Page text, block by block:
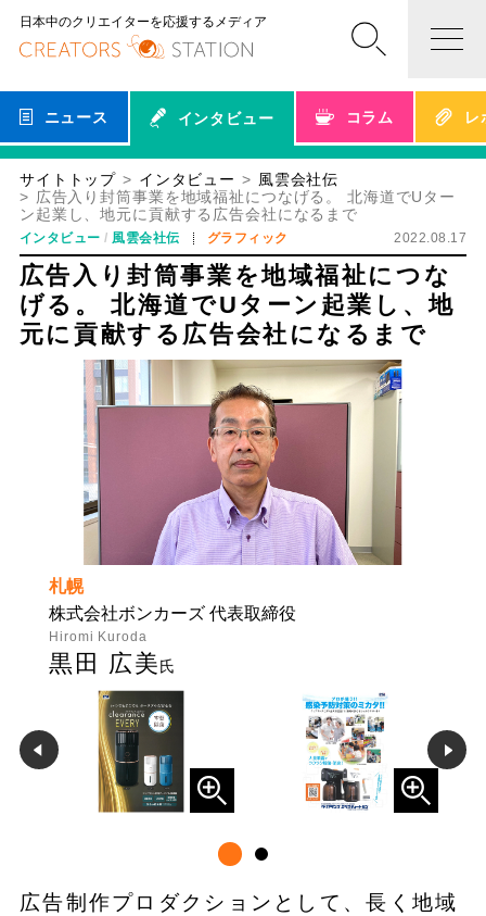
日本中のクリエイターを応援するメディア
ニュース インタビュー コラム レ
サイトトップ インタビュー
風雲会社伝
広告入り封筒事業を地域福祉につなげる。 北海道でUター
ン起業し、地元に貢献する広告会社になるまで
インタビュー 風雲会社伝 グラフィック 2022.08.17
広告入り封筒事業を地域福祉につな
げる。 北海道でUターン起業し、地
元に貢献する広告会社になるまで
札幌
株式会社ボンカーズ 代表取締役
Hiromi Kuroda
黒田 広美氏
広告制作プロダクションとして、長く地域